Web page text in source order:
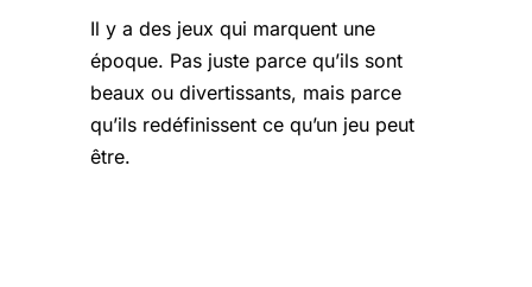
Il y a des jeux qui marquent une
époque. Pas juste parce qu’ils sont
beaux ou divertissants, mais parce
qu’ils redéfinissent ce qu’un jeu peut
être.